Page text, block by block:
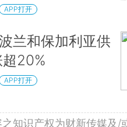
APP打开
兰和保加利亚供
20%
APP打开
知识产权为财新传媒及/